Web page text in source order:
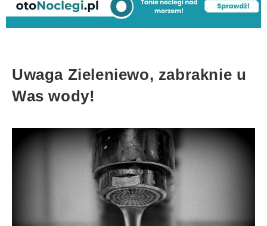
Uwaga Zieleniewo, zabraknie u
Was wody!